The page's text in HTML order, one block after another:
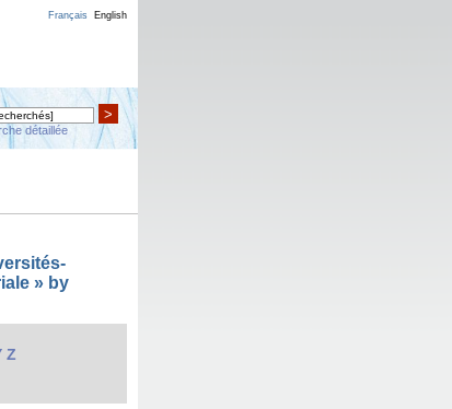
Français English
>
détaillée
» by
Z